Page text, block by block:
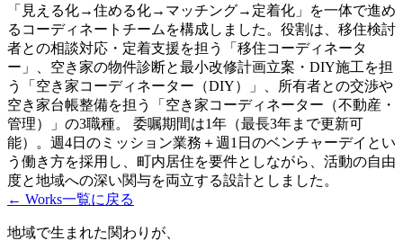
「見える化→住める化→マッチング→定着化」を一体で進め
るコーディネートチームを構成しました。役割は、移住検討
者との相談対応・定着支援を担う「移住コーディネータ
ー」、空き家の物件診断と最小改修計画立案・DIY施工を担
う「空き家コーディネーター（DIY）」、所有者との交渉や
空き家台帳整備を担う「空き家コーディネーター（不動産・
管理）」の3職種。 委嘱期間は1年（最長3年まで更新可
能）。週4日のミッション業務＋週1日のベンチャーデイとい
う働き方を採用し、町内居住を要件としながら、活動の自由
度と地域への深い関与を両立する設計としました。
← Works一覧に戻る
地域で生まれた関わりが、